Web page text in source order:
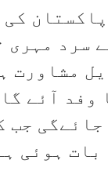
سرد مہری
مشاورت
وفد آئے
جب
ہوئی